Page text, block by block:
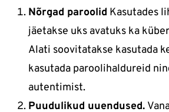
Nõrgad paroolid Kasutades
jäetakse uks avatuks ka
Alati soovitatakse kasutada
kasutada paroolihaldureid
autentimist.
Puudulikud uuendused.